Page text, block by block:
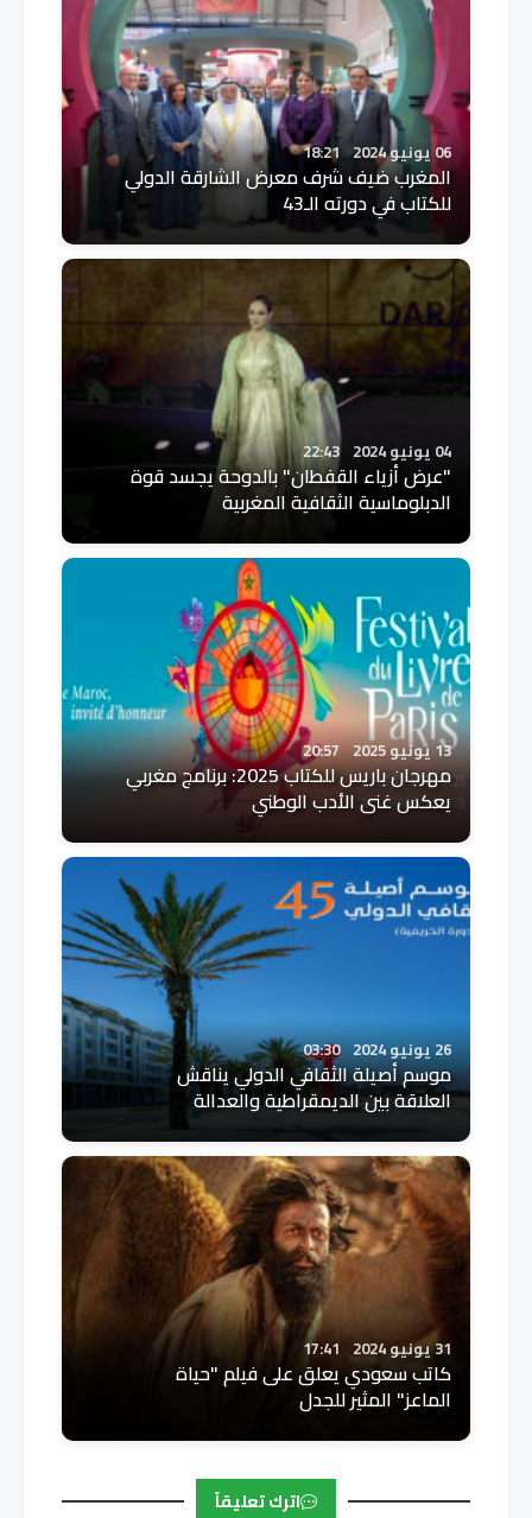
06 يونيو 2024 18:21
المغرب ضيف شرف معرض الشارقة الدولي
للكتاب في دورته الـ43
04 يونيو 2024 22:43
"عرض أزياء القفطان" بالدوحة يجسد قوة
الدبلوماسية الثقافية المغربية
13 يونيو 2025 20:57
مهرجان باريس للكتاب 2025: برنامج مغربي
يعكس غنى الأدب الوطني
26 يونيو 2024 03:30
موسم أصيلة الثقافي الدولي يناقش
العلاقة بين الديمقراطية والعدالة
31 يونيو 2024 17:41
كاتب سعودي يعلق على فيلم "حياة
الماعز" المثير للجدل
اترك تعليقاً